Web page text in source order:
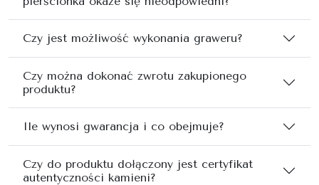
Czy jest możliwość wykonania graweru?
Czy można dokonać zwrotu zakupionego
produktu?
Ile wynosi gwarancja i co obejmuje?
Czy do produktu dołączony jest certyfikat
autentyczności kamieni?